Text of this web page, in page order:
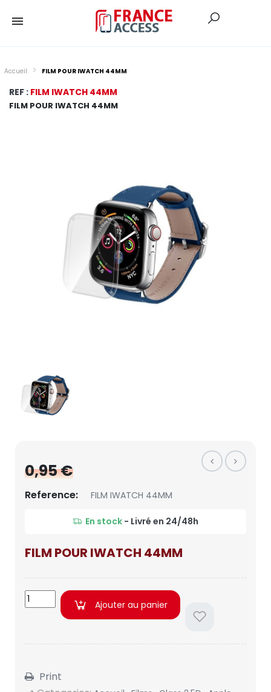
Accueil FILM POUR IWATCH 44MM
REF : FILM IWATCH 44MM
FILM POUR IWATCH 44MM
0,95 €
Reference: FILM IWATCH 44MM
En stock - Livré en 24/48h
FILM POUR IWATCH 44MM
Ajouter au panier
Print